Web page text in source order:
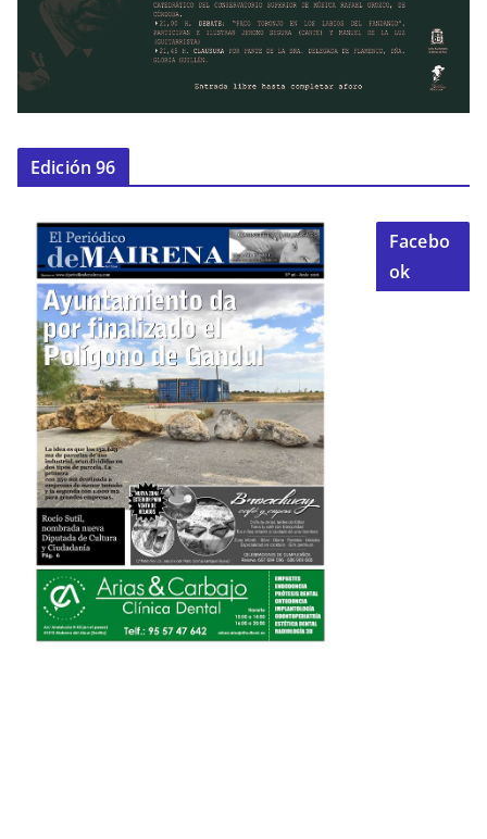
Edición 96
Facebo
ok